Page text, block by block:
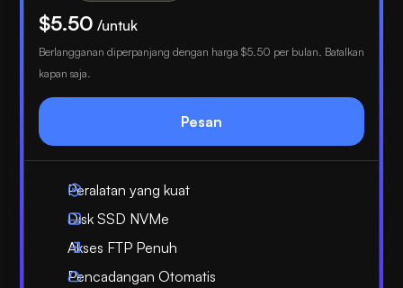
$5.50 /untuk
Berlangganan diperpanjang dengan harga $5.50 per bulan. Batalkan
kapan saja.
Pesan
Peralatan yang kuat
Disk SSD NVMe
Akses FTP Penuh
Pencadangan Otomatis